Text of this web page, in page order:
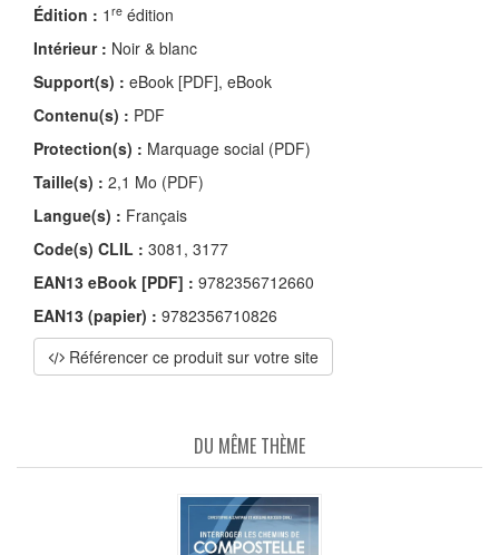
Édition : 1 re édition
Intérieur : Noir & blanc
Support(s) : eBook [PDF], eBook
Contenu(s) : PDF
Protection(s) : Marquage social (PDF)
Taille(s) : 2,1 Mo (PDF)
Langue(s) : Français
Code(s) CLIL : 3081, 3177
EAN13 eBook [PDF] : 9782356712660
EAN13 (papier) : 9782356710826
Référencer ce produit sur votre site
DU MÊME THÈME